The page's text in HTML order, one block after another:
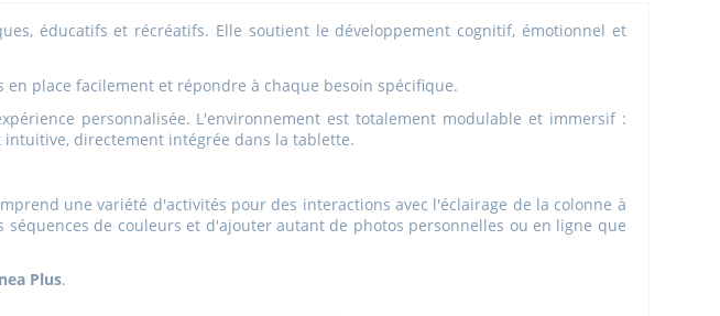
éducatifs et récréatifs. Elle soutient le développement cognitif, émotionnel et
place facilement et répondre à chaque besoin spécifique.
personnalisée. L'environnement est totalement modulable et immersif :
directement intégrée dans la tablette.
une variété d'activités pour des interactions avec l'éclairage de la colonne à
de couleurs et d'ajouter autant de photos personnelles ou en ligne que
Plus.